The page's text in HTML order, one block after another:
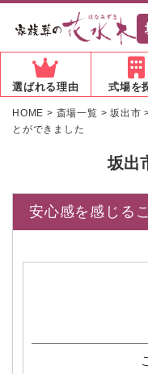
選ばれる理由 式場を
HOME > 斎場一覧 >坂出市
とができました
坂出
安心感を感じる